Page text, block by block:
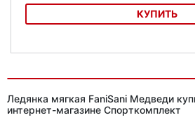
КУПИТЬ
Ледянка мягкая FaniSani Медведи
интернет-магазине Спорткомплект